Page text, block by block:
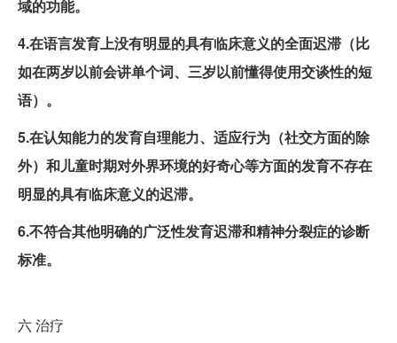
域的功能。
4.在语言发育上没有明显的具有临床意义的全面迟滞（比
如在两岁以前会讲单个词、三岁以前懂得使用交谈性的短
语）。
5.在认知能力的发育自理能力、适应行为（社交方面的除
外）和儿童时期对外界环境的好奇心等方面的发育不存在
明显的具有临床意义的迟滞。
6.不符合其他明确的广泛性发育迟滞和精神分裂症的诊断
标准。
六治疗